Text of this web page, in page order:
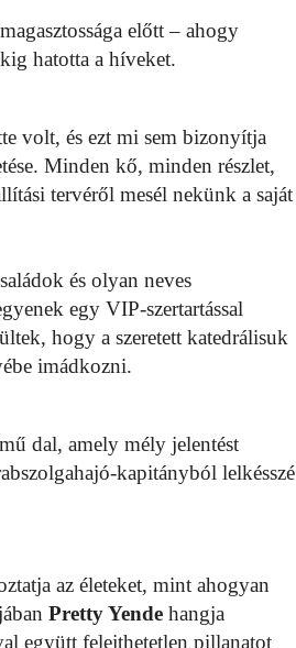
előtt – ahogy
hatotta a híveket.
volt, és ezt mi sem bizonyítja
Minden kő, minden részlet,
tervéről mesél nekünk a saját
és olyan neves
egy VIP-szertartással
hogy a szeretett katedrálisuk
imádkozni.
dal, amely mély jelentést
kapitányból lelkésszé
az életeket, mint ahogyan
Pretty Yende hangja
együtt felejthetetlen pillanatot